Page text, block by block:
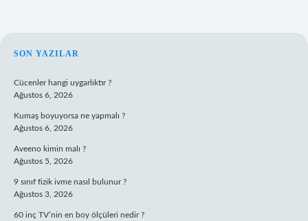
SIDEBAR
SON YAZILAR
Cücenler hangi uygarlıktır ?
Ağustos 6, 2026
Kumaş boyuyorsa ne yapmalı ?
Ağustos 6, 2026
Aveeno kimin malı ?
Ağustos 5, 2026
9 sınıf fizik ivme nasıl bulunur ?
Ağustos 3, 2026
60 inç TV’nin en boy ölçüleri nedir ?